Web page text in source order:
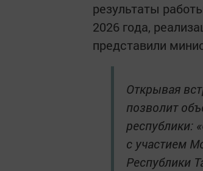
результаты
2026 года,
представили
Открывая
позволит
республики:
с участием
Республики